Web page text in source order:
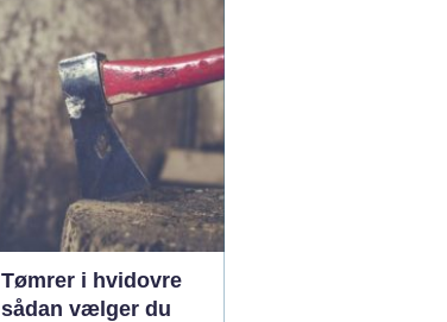
mulighed. En kiropraktor
med særlig erfaring i...
Tømrer i hvidovre
sådan vælger du